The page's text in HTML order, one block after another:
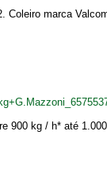
marca
900 kg / h* até